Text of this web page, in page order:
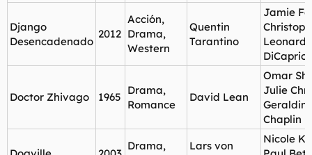
Django
Desencadenado
2012
Acción,
Drama,
Western
Quentin
Tarantino
Jamie
Leonardo
DiCaprio
Doctor Zhivago 1965
Drama,
Romance
David Lean
Omar
Julie
Chaplin
Drama,
Lars von
Nicole